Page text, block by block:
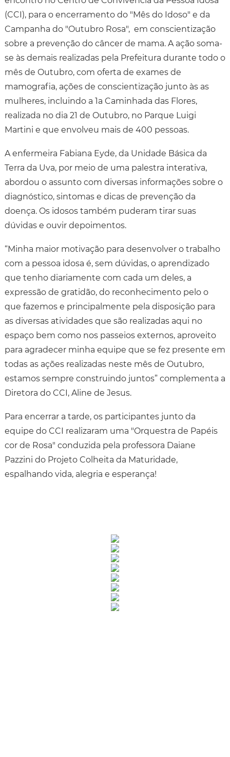
(CCI), para o encerramento do "Mês do Idoso" e da
Campanha do "Outubro Rosa", em conscientização
sobre a prevenção do câncer de mama. A ação soma-
se às demais realizadas pela Prefeitura durante todo o
mês de Outubro, com oferta de exames de
mamografia, ações de conscientização junto às as
mulheres, incluindo a 1a Caminhada das Flores,
realizada no dia 21 de Outubro, no Parque Luigi
Martini e que envolveu mais de 400 pessoas.
A enfermeira Fabiana Eyde, da Unidade Básica da
Terra da Uva, por meio de uma palestra interativa,
abordou o assunto com diversas informações sobre o
diagnóstico, sintomas e dicas de prevenção da
doença. Os idosos também puderam tirar suas
dúvidas e ouvir depoimentos.
“Minha maior motivação para desenvolver o trabalho
com a pessoa idosa é, sem dúvidas, o aprendizado
que tenho diariamente com cada um deles, a
expressão de gratidão, do reconhecimento pelo o
que fazemos e principalmente pela disposição para
as diversas atividades que são realizadas aqui no
espaço bem como nos passeios externos, aproveito
para agradecer minha equipe que se fez presente em
todas as ações realizadas neste mês de Outubro,
estamos sempre construindo juntos” complementa a
Diretora do CCI, Aline de Jesus.
Para encerrar a tarde, os participantes junto da
equipe do CCI realizaram uma "Orquestra de Papéis
cor de Rosa" conduzida pela professora Daiane
Pazzini do Projeto Colheita da Maturidade,
espalhando vida, alegria e esperança!